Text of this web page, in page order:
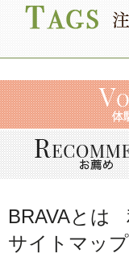
BRAVAとは
サイトマップ